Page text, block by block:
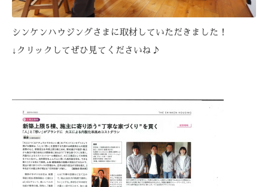
シンケンハウジングさまに取材していただきました！
↓クリックしてぜひ見てくださいね♪